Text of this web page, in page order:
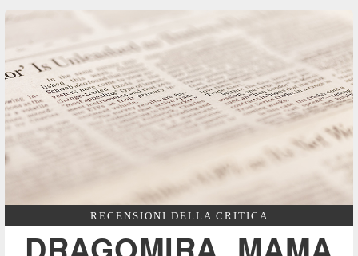
RECENSIONI DELLA CRITICA